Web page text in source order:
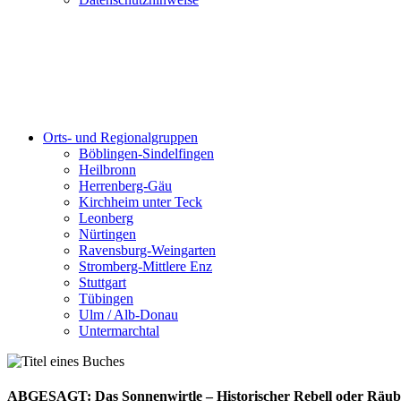
Orts- und Regionalgruppen
Böblingen-Sindelfingen
Heilbronn
Herrenberg-Gäu
Kirchheim unter Teck
Leonberg
Nürtingen
Ravensburg-Weingarten
Stromberg-Mittlere Enz
Stuttgart
Tübingen
Ulm / Alb-Donau
Untermarchtal
ABGESAGT: Das Sonnenwirtle – Historischer Rebell oder